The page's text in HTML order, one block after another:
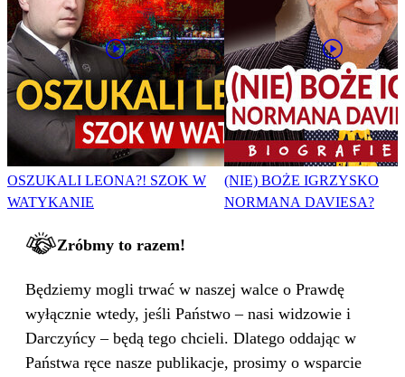
OSZUKALI LEONA?! SZOK W
WATYKANIE
(NIE) BOŻE IGRZYSKO
NORMANA DAVIESA?
Zróbmy to razem!
Będziemy mogli trwać w naszej walce o Prawdę
wyłącznie wtedy, jeśli Państwo – nasi widzowie i
Darczyńcy – będą tego chcieli. Dlatego oddając w
Państwa ręce nasze publikacje, prosimy o wsparcie